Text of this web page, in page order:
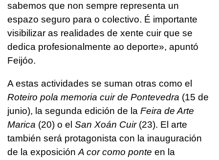
sabemos que non sempre representa un
espazo seguro para o colectivo. É importante
visibilizar as realidades de xente cuir que se
dedica profesionalmente ao deporte», apuntó
Feijóo.
A estas actividades se suman otras como el
Roteiro pola memoria cuir de Pontevedra (15 de
junio), la segunda edición de la Feira de Arte
Marica (20) o el San Xoán Cuir(23). El arte
también será protagonista con la inauguración
de la exposiciónA cor como ponte en la